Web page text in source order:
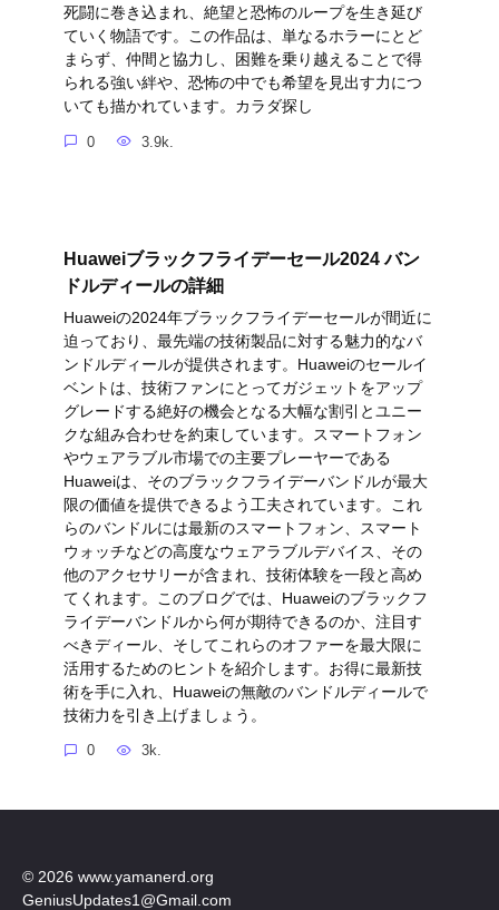
死闘に巻き込まれ、絶望と恐怖のループを生き延び
ていく物語です。この作品は、単なるホラーにとど
まらず、仲間と協力し、困難を乗り越えることで得
られる強い絆や、恐怖の中でも希望を見出す力につ
いても描かれています。カラダ探し
0 3.9k.
Huaweiブラックフライデーセール2024 バン
ドルディールの詳細
Huaweiの2024年ブラックフライデーセールが間近に
迫っており、最先端の技術製品に対する魅力的なバ
ンドルディールが提供されます。Huaweiのセールイ
ベントは、技術ファンにとってガジェットをアップ
グレードする絶好の機会となる大幅な割引とユニー
クな組み合わせを約束しています。スマートフォン
やウェアラブル市場での主要プレーヤーである
Huaweiは、そのブラックフライデーバンドルが最大
限の価値を提供できるよう工夫されています。これ
らのバンドルには最新のスマートフォン、スマート
ウォッチなどの高度なウェアラブルデバイス、その
他のアクセサリーが含まれ、技術体験を一段と高め
てくれます。このブログでは、Huaweiのブラックフ
ライデーバンドルから何が期待できるのか、注目す
べきディール、そしてこれらのオファーを最大限に
活用するためのヒントを紹介します。お得に最新技
術を手に入れ、Huaweiの無敵のバンドルディールで
技術力を引き上げましょう。
0 3k.
© 2026 www.yamanerd.org
GeniusUpdates1@Gmail.com